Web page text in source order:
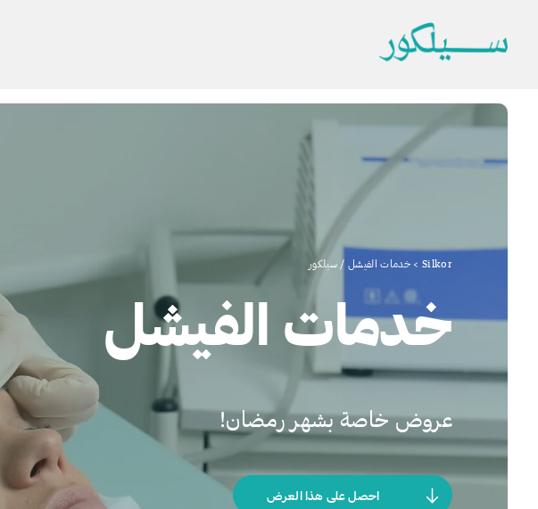
Silkor
> خدمات الفيشل / سيلكور
خدمات الفيشل
عروض خاصة بشهر رمضان!
احصل على هذا العرض